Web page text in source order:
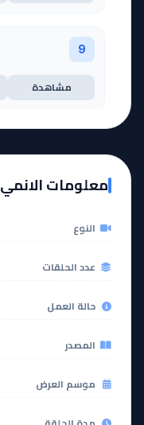
9
مشاهدة
مشاهدة
معلومات الانمي
النوع
عدد الحلقات
حالة العمل
المصدر
موسم العرض